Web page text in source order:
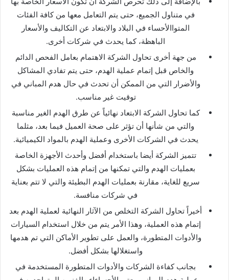
في متناول الجميع، حتى يتم التعامل معها من كافة الفئات
المتواالأحساء في البلاد والابتعاد عن التكاليف والأسعار
الباهظة، كما يحدث في شركات أخرى.
من جهة أخرى تحاول الشركة الاهتمام بعامل الفحص الدائم
والخاص قبل إتمام عملية الهدم، حتى يتم تفادي المشاكل
والأضرار التي من الممكن أن تحدث في حال هدم المباني في
توقيت غير مناسب.
كما تحاول الشركة الابتعاد نهائياً عن طرق الهدم الغير مناسبة
والتي من شأنها أن تؤثر على صحة العميل فيما بعد، مثلما
يحدث في الشركات الأخرى وعملية الهدم بالمواد الكيميائية.
تتميز الشركة أيضا باستخدام أفضل وأحدث الأجهزة الخاصة
بعمليات الهدم والتي تمكنها من إتمام هذه العمليات بشكل
سريع للغاية، مقارنة بعمليات الهدم البطيئة والتي لا تتم بعناية
في شركات منافسة.
أخيراً تحاول الشركة التخلص من الآثار النهائية لعملية الهدم بعد
إتمام هذه العملية، وهذا الأمر يتم من خلال استخدام السيارات
والأدوات المتطورة، والعمل على تطوير الأماكن التي تم هدمها
واستغلالها بشكل أفضل.
بجانب كفاءة الشركات والأدوات المتطورة المستخدمة في